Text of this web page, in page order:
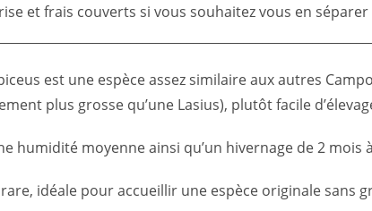
et frais couverts si vous souhaitez vous en
est une espèce assez similaire aux autres
plus grosse qu’une Lasius), plutôt facile
humidité moyenne ainsi qu’un hivernage de 2 mois
idéale pour accueillir une espèce originale sans